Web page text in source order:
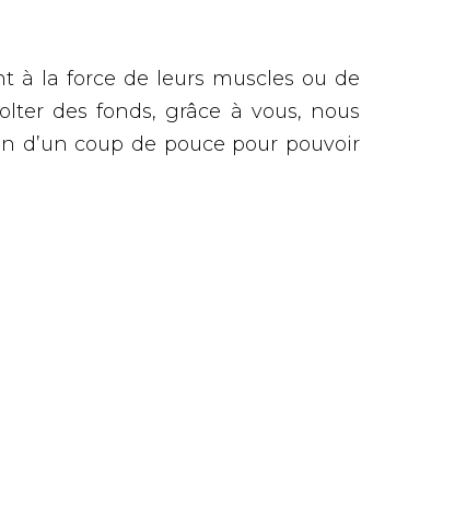
à la force de leurs muscles ou de
des fonds, grâce à vous, nous
d’un coup de pouce pour pouvoir